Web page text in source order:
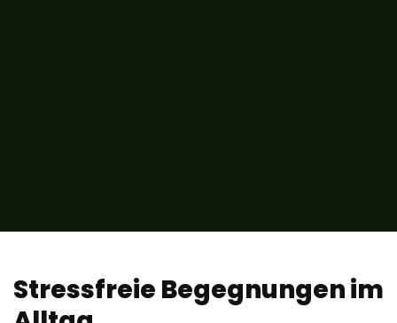
Stressfreie Begegnungen im